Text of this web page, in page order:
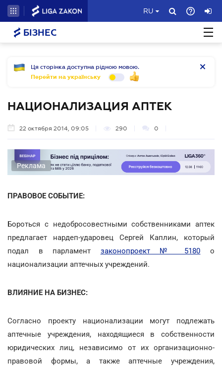
RU
БІЗНЕС
Ця сторінка доступна рідною мовою.
Перейти на українську
НАЦИОНАЛИЗАЦИЯ АПТЕК
22 октября 2014, 09:05 290 0
Реклама
ПРАВОВОЕ СОБЫТИЕ:
Бороться с недобросовестными собственниками аптек
предлагает нардеп-ударовец Сергей Каплин, который
подал в парламент законопроект № 5180 о
национализации аптечных учреждений.
ВЛИЯНИЕ НА БИЗНЕС:
Согласно проекту национализации могут подлежать
аптечные учреждения, находящиеся в собственности
юридических лиц, независимо от их организационно-
правовой формы, а также аптечные учреждения,